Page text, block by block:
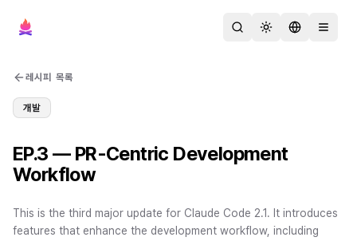
검색 테마 변경언어 변경메뉴 열
레시피 목록
개발
EP.3 — PR-Centric Development
Workflow
This is the third major update for Claude Code 2.1. It introduces
features that enhance the development workflow, including